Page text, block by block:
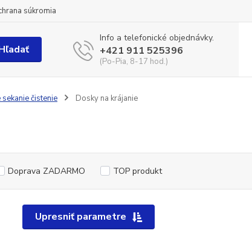
súkromia
Info a telefonické objednávky.
+421 911 525396
(Po-Pia, 8-17 hod.)
sekanie čistenie Dosky na krájanie
Upresniť parametre
Doprava ZADARMO TOP produkt